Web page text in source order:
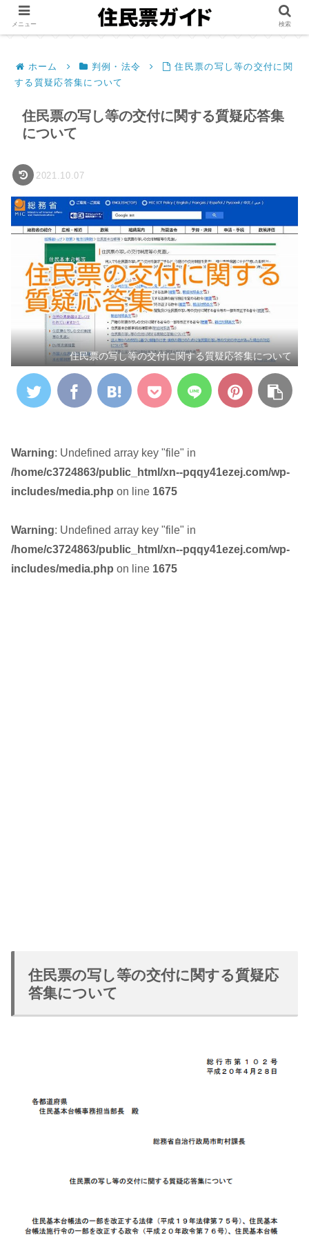
ホーム 判例・法令
住民票の写し等の交付に関
する質疑応答集について
住民票の写し等の交付に関する質疑応答集
について
2021.10.07
住民票の写し等の交付に関する質疑応答集について
Warning: Undefined array key "file" in
/home/c3724863/public_html/xn--pqqy41ezej.com/wp-
includes/media.php on line 1675
Warning: Undefined array key "file" in
/home/c3724863/public_html/xn--pqqy41ezej.com/wp-
includes/media.php on line 1675
住民票の写し等の交付に関する質疑応
答集について
メニュー 検索